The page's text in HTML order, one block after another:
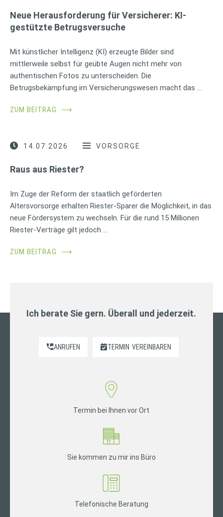
Neue Herausforderung für Versicherer: KI-
gestützte Betrugsversuche
Mit künstlicher Intelligenz (KI) erzeugte Bilder sind
mittlerweile selbst für geübte Augen nicht mehr von
authentischen Fotos zu unterscheiden. Die
Betrugsbekämpfung im Versicherungswesen macht das …
ZUM BEITRAG ⟶
14.07.2026 VORSORGE
Raus aus Riester?
Im Zuge der Reform der staatlich geförderten
Altersvorsorge erhalten Riester-Sparer die Möglichkeit, in das
neue Fördersystem zu wechseln. Für die rund 15 Millionen
Riester-Verträge gilt jedoch …
ZUM BEITRAG ⟶
Ich berate Sie gern. Überall und jederzeit.
ANRUFEN TERMIN VEREINBAREN
Termin bei Ihnen vor Ort
Sie kommen zu mir ins Büro
Telefonische Beratung